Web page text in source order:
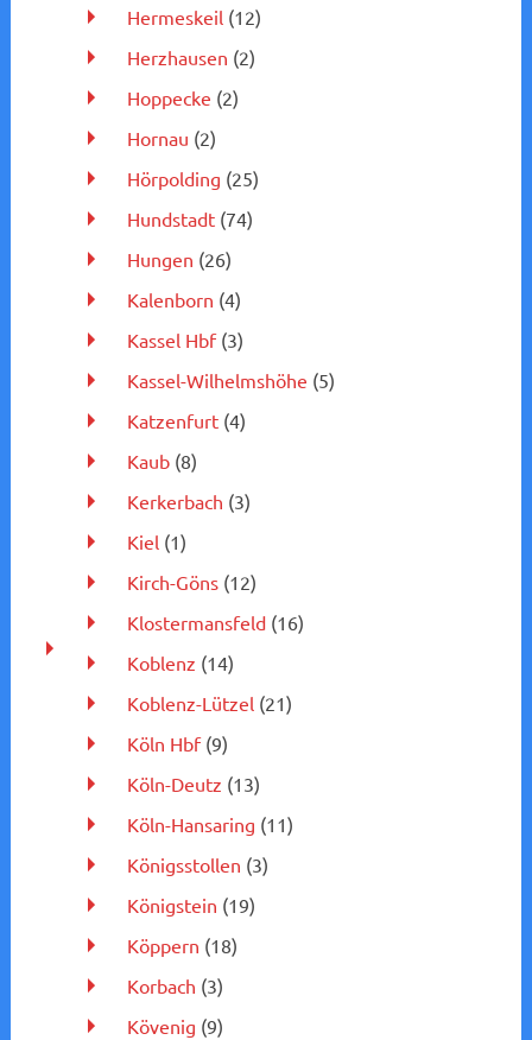
Hermeskeil(12)
Herzhausen (2)
Hoppecke (2)
Hornau (2)
Hörpolding (25)
Hundstadt(74)
Hungen (26)
Kalenborn (4)
Kassel Hbf(3)
Kassel-Wilhelmshöhe (5)
Katzenfurt(4)
Kaub(8)
Kerkerbach (3)
Kiel(1)
Kirch-Göns(12)
Klostermansfeld(16)
Koblenz (14)
Koblenz-Lützel(21)
Köln Hbf(9)
Köln-Deutz (13)
Köln-Hansaring (11)
Königsstollen (3)
Königstein (19)
Köppern (18)
Korbach (3)
Kövenig (9)